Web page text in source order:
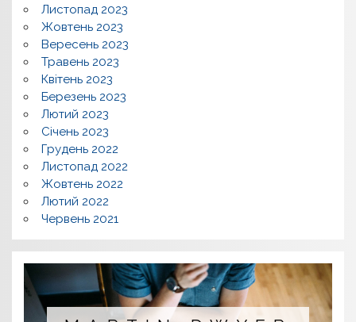
Листопад 2023
Жовтень 2023
Вересень 2023
Травень 2023
Квітень 2023
Березень 2023
Лютий 2023
Січень 2023
Грудень 2022
Листопад 2022
Жовтень 2022
Лютий 2022
Червень 2021